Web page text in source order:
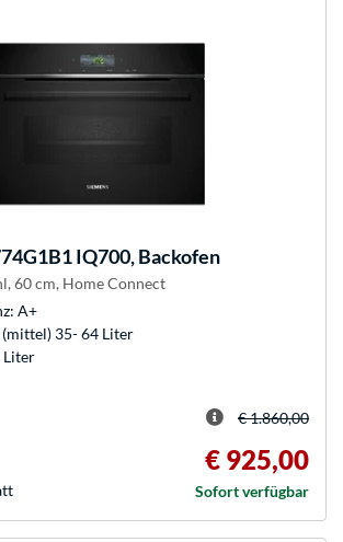
IQ700, Backofen
60 cm, Home Connect
A+
35- 64 Liter
Liter
€ 1.860,00
€ 925,00
Sofort verfügbar